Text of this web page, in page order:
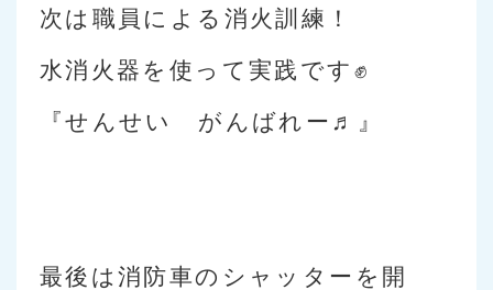
次は職員による消火訓練！
水消火器を使って実践です✊
『せんせい がんばれー♬』
最後は消防車のシャッターを開